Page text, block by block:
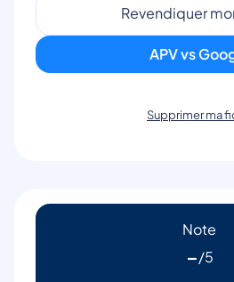
Revendiquer
APV vs
Supprimer ma
Note
-